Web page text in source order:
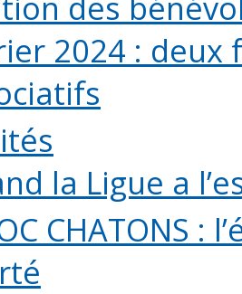
2024 :
la Ligue a
CHATONS